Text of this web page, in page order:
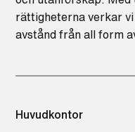
rättigheterna verkar
avstånd från all form
Huvudkontor